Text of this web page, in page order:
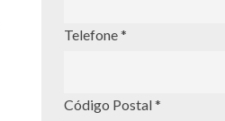
Telefone *
Código Postal *